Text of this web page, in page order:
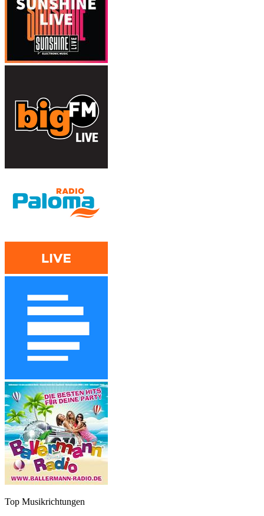
Top Musikrichtungen